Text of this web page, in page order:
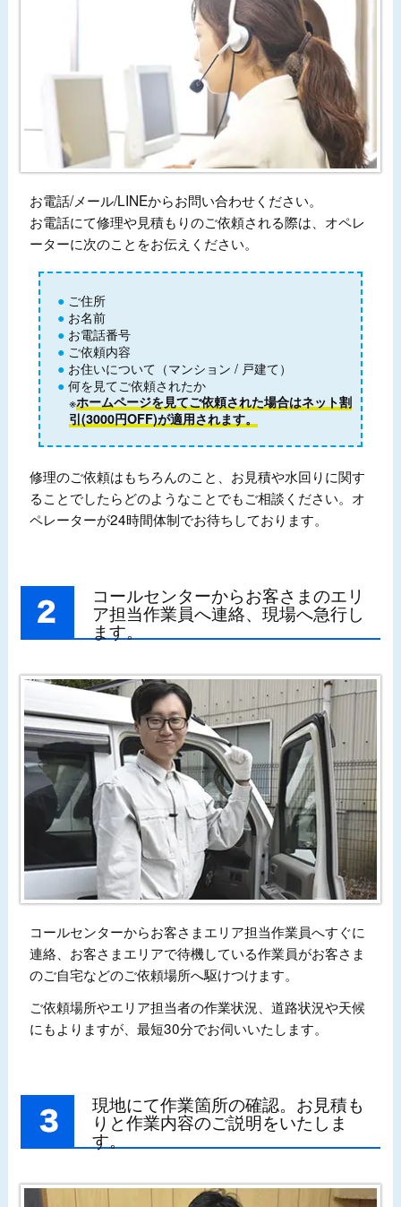
お電話/メール/LINEからお問い合わせください。
お電話にて修理や見積もりのご依頼される際は、オペレ
ーターに次のことをお伝えください。
ご住所
お名前
お電話番号
ご依頼内容
お住いについて（マンション / 戸建て）
何を見てご依頼されたか
※ホームページを見てご依頼された場合はネット割
引(3000円OFF)が適用されます。
修理のご依頼はもちろんのこと、お見積や水回りに関す
ることでしたらどのようなことでもご相談ください。オ
ペレーターが24時間体制でお待ちしております。
コールセンターからお客さまのエリ
ア担当作業員へ連絡、現場へ急行し
ます。
コールセンターからお客さまエリア担当作業員へすぐに
連絡、お客さまエリアで待機している作業員がお客さま
のご自宅などのご依頼場所へ駆けつけます。
ご依頼場所やエリア担当者の作業状況、道路状況や天候
にもよりますが、最短30分でお伺いいたします。
現地にて作業箇所の確認。お見積も
りと作業内容のご説明をいたしま
す。